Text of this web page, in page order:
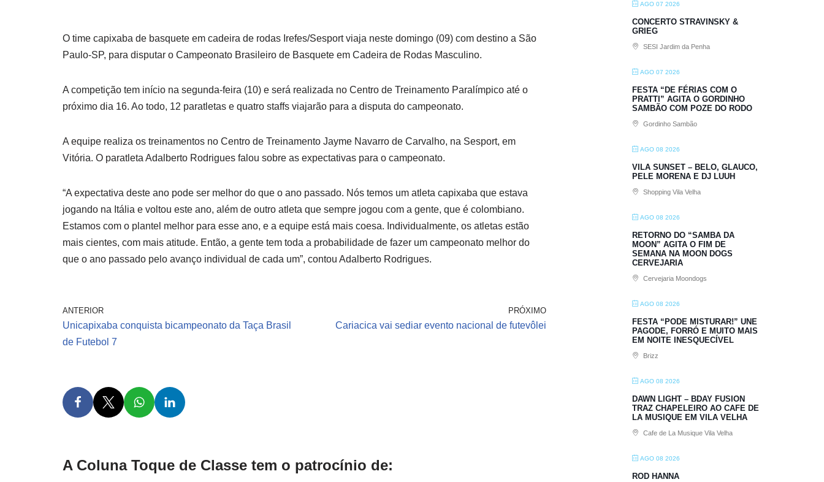
O time capixaba de basquete em cadeira de rodas Irefes/Sesport viaja neste domingo (09) com destino a São
Paulo-SP, para disputar o Campeonato Brasileiro de Basquete em Cadeira de Rodas Masculino.
A competição tem início na segunda-feira (10) e será realizada no Centro de Treinamento Paralímpico até o
próximo dia 16. Ao todo, 12 paratletas e quatro staffs viajarão para a disputa do campeonato.
A equipe realiza os treinamentos no Centro de Treinamento Jayme Navarro de Carvalho, na Sesport, em
Vitória. O paratleta Adalberto Rodrigues falou sobre as expectativas para o campeonato.
“A expectativa deste ano pode ser melhor do que o ano passado. Nós temos um atleta capixaba que estava
jogando na Itália e voltou este ano, além de outro atleta que sempre jogou com a gente, que é colombiano.
Estamos com o plantel melhor para esse ano, e a equipe está mais coesa. Individualmente, os atletas estão
mais cientes, com mais atitude. Então, a gente tem toda a probabilidade de fazer um campeonato melhor do
que o ano passado pelo avanço individual de cada um”, contou Adalberto Rodrigues.
ANTERIOR
Unicapixaba conquista bicampeonato da Taça Brasil
de Futebol 7
PRÓXIMO
Cariacica vai sediar evento nacional de futevôlei
A Coluna Toque de Classe tem o patrocínio de:
AGO 07 2026
CONCERTO STRAVINSKY &
GRIEG
SESI Jardim da Penha
AGO 07 2026
FESTA “DE FÉRIAS COM O
PRATTI” AGITA O GORDINHO
SAMBÃO COM POZE DO RODO
Gordinho Sambão
AGO 08 2026
VILA SUNSET – BELO, GLAUCO,
PELE MORENA E DJ LUUH
Shopping Vila Velha
AGO 08 2026
RETORNO DO “SAMBA DA
MOON” AGITA O FIM DE
SEMANA NA MOON DOGS
CERVEJARIA
Cervejaria Moondogs
AGO 08 2026
FESTA “PODE MISTURAR!” UNE
PAGODE, FORRÓ E MUITO MAIS
EM NOITE INESQUECÍVEL
Brizz
AGO 08 2026
DAWN LIGHT – BDAY FUSION
TRAZ CHAPELEIRO AO CAFE DE
LA MUSIQUE EM VILA VELHA
Cafe de La Musique Vila Velha
AGO 08 2026
ROD HANNA